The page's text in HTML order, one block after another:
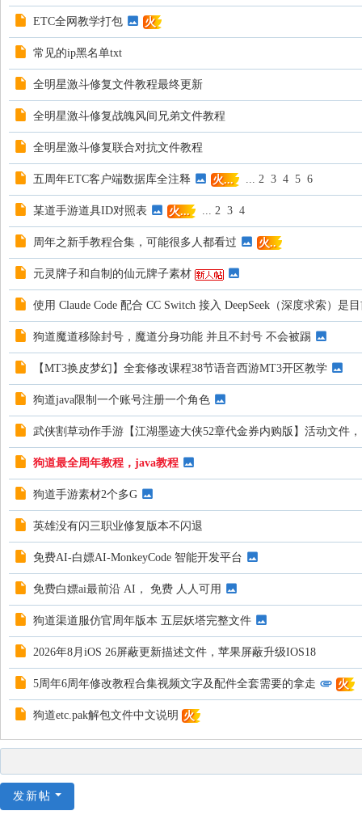
ETC全网教学打包 火
常见的ip黑名单txt
全明星激斗修复文件教程最终更新
全明星激斗修复战魄风间兄弟文件教程
全明星激斗修复联合对抗文件教程
五周年ETC客户端数据库全注释 火... ... 2 3 4 5 6
某道手游道具ID对照表 火... ... 2 3 4
周年之新手教程合集，可能很多人都看过 火..
元灵牌子和自制的仙元牌子素材
使用 Claude Code 配合 CC Switch 接入 DeepSeek（深度求索）是
狗道魔道移除封号，魔道分身功能 并且不封号 不会被踢
【MT3换皮梦幻】全套修改课程38节语音西游MT3开区教学
狗道java限制一个账号注册一个角色
武侠割草动作手游【江湖墨迹大侠52章代金券内购版】活动文件
狗道最全周年教程，java教程
狗道手游素材2个多G
英雄没有闪三职业修复版本不闪退
免费AI-白嫖AI-MonkeyCode 智能开发平台
免费白嫖ai最前沿 AI， 免费 人人可用
狗道渠道服仿官周年版本 五层妖塔完整文件
2026年8月iOS 26屏蔽更新描述文件，苹果屏蔽升级IOS18
5周年6周年修改教程合集视频文字及配件全套需要的拿走 火
狗道etc.pak解包文件中文说明 火
发新帖